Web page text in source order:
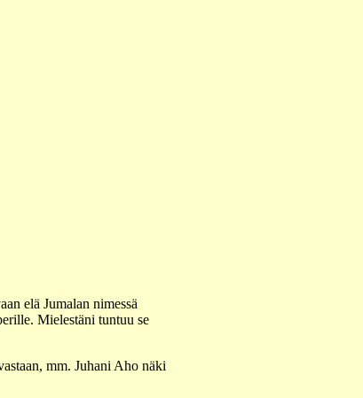
elä Jumalan nimessä
Mielestäni tuntuu se
mm. Juhani Aho näki